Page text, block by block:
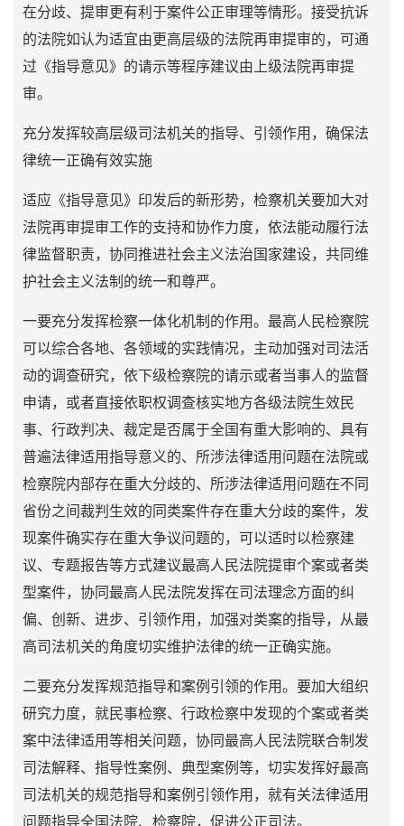
在分歧、提审更有利于案件公正审理等情形。接受抗诉
的法院如认为适宜由更高层级的法院再审提审的，可通
过《指导意见》的请示等程序建议由上级法院再审提
审。
充分发挥较高层级司法机关的指导、引领作用，确保法
律统一正确有效实施
适应《指导意见》印发后的新形势，检察机关要加大对
法院再审提审工作的支持和协作力度，依法能动履行法
律监督职责，协同推进社会主义法治国家建设，共同维
护社会主义法制的统一和尊严。
一要充分发挥检察一体化机制的作用。最高人民检察院
可以综合各地、各领域的实践情况，主动加强对司法活
动的调查研究，依下级检察院的请示或者当事人的监督
申请，或者直接依职权调查核实地方各级法院生效民
事、行政判决、裁定是否属于全国有重大影响的、具有
普遍法律适用指导意义的、所涉法律适用问题在法院或
检察院内部存在重大分歧的、所涉法律适用问题在不同
省份之间裁判生效的同类案件存在重大分歧的案件，发
现案件确实存在重大争议问题的，可以适时以检察建
议、专题报告等方式建议最高人民法院提审个案或者类
型案件，协同最高人民法院发挥在司法理念方面的纠
偏、创新、进步、引领作用，加强对类案的指导，从最
高司法机关的角度切实维护法律的统一正确实施。
二要充分发挥规范指导和案例引领的作用。要加大组织
研究力度，就民事检察、行政检察中发现的个案或者类
案中法律适用等相关问题，协同最高人民法院联合制发
司法解释、指导性案例、典型案例等，切实发挥好最高
司法机关的规范指导和案例引领作用，就有关法律适用
问题指导全国法院、检察院，促进公正司法。